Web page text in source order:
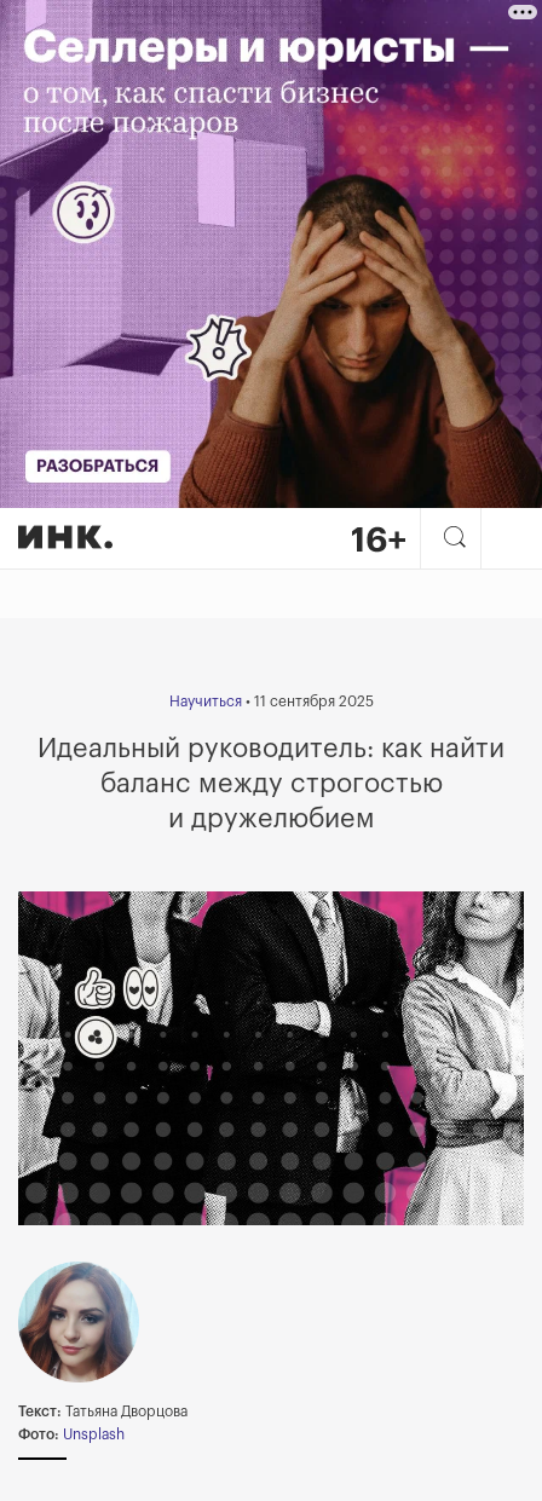
Идеальный руководитель:
Научиться• 11 сентября 2025
Идеальный руководитель: как найти
баланс между строгостью
и дружелюбием
Текст: Татьяна Дворцова
Фото: Unsplash